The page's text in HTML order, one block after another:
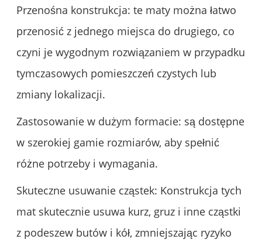
Przenośna konstrukcja: te maty można łatwo
przenosić z jednego miejsca do drugiego, co
czyni je wygodnym rozwiązaniem w przypadku
tymczasowych pomieszczeń czystych lub
zmiany lokalizacji.
Zastosowanie w dużym formacie: są dostępne
w szerokiej gamie rozmiarów, aby spełnić
różne potrzeby i wymagania.
Skuteczne usuwanie cząstek: Konstrukcja tych
mat skutecznie usuwa kurz, gruz i inne cząstki
z podeszew butów i kół, zmniejszając ryzyko